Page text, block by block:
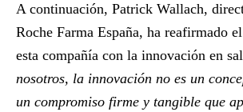
A continuación, Patrick Wallach,
Roche Farma España, ha reafirmado
esta compañía con la innovación en
nosotros, la innovación no es un
un compromiso firme y tangible que